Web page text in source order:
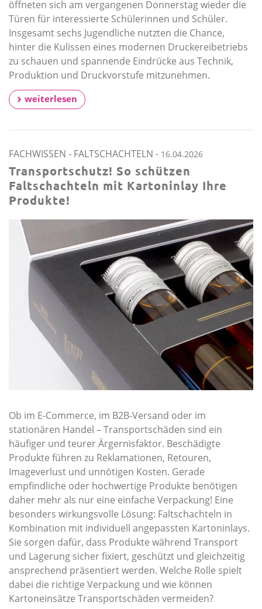
öffneten sich am vergangenen Donnerstag wieder die
Türen für interessierte Schülerinnen und Schüler.
Insgesamt sechs Jugendliche nutzten die Chance,
hinter die Kulissen eines modernen Druckereibetriebs
zu schauen und spannende Eindrücke aus Technik,
Produktion und Druckvorstufe mitzunehmen.
weiterlesen
FACHWISSEN - FALTSCHACHTELN - 16.04.2026
Transportschutz! So schützen
Faltschachteln mit Kartoninlay Ihre
Produkte!
Ob im E-Commerce, im B2B-Versand oder im
stationären Handel – Transportschäden sind ein
häufiger und teurer Ärgernisfaktor. Beschädigte
Produkte führen zu Reklamationen, Retouren,
Imageverlust und unnötigen Kosten. Gerade
empfindliche oder hochwertige Produkte benötigen
daher mehr als nur eine einfache Verpackung! Eine
besonders wirkungsvolle Lösung: Faltschachteln in
Kombination mit individuell angepassten Kartoninlays.
Sie sorgen dafür, dass Produkte während Transport
und Lagerung sicher fixiert, geschützt und gleichzeitig
ansprechend präsentiert werden. Welche Rolle spielt
dabei die richtige Verpackung und wie können
Kartoneinsätze Transportschäden vermeiden?